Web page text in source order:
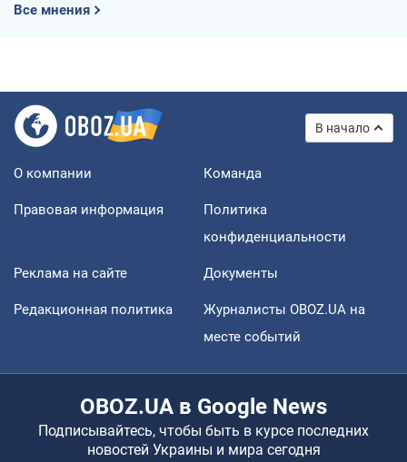
Все мнения
В начало
О компании Команда
Правовая информация
Политика
конфиденциальности
Реклама на сайте Документы
Редакционная политика
Журналисты OBOZ.UA на
месте событий
OBOZ.UA в Google News
Подписывайтесь, чтобы быть в курсе последних
новостей Украины и мира сегодня